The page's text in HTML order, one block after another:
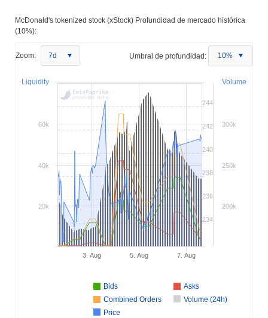
McDonald's tokenized stock (xStock) Profundidad de mercado histórica
(10%):
Zoom: 7d Umbral de profundidad: 10%
Volume
Liquidity
Bids
Asks
Combined Orders
Volume (24h)
Price
3. Aug 5. Aug 7. Aug
234
236
238
240
242
244
200k
250k
300k
20k
40k
60k